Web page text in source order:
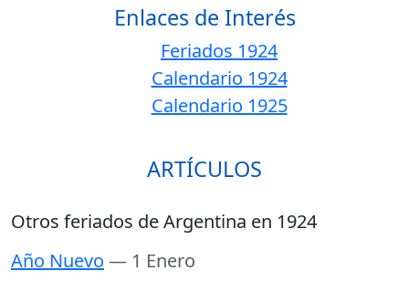
Enlaces de Interés
Feriados 1924
Calendario 1924
Calendario 1925
ARTÍCULOS
Otros feriados de Argentina en 1924
Año Nuevo — 1 Enero